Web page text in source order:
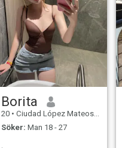
Borita
20 • Ciudad López Mateos, México, Mexico
Söker: Man 18 - 27